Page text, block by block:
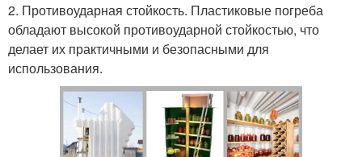
2. Противоударная стойкость. Пластиковые погреба
обладают высокой противоударной стойкостью, что
делает их практичными и безопасными для
использования.